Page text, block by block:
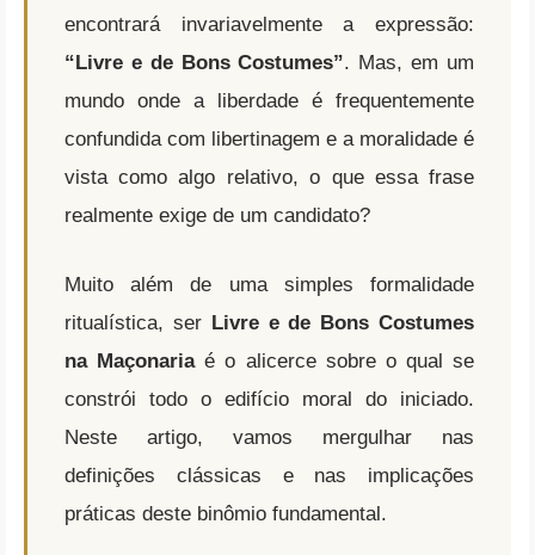
encontrará invariavelmente a expressão:
“Livre e de Bons Costumes”. Mas, em um
mundo onde a liberdade é frequentemente
confundida com libertinagem e a moralidade é
vista como algo relativo, o que essa frase
realmente exige de um candidato?
Muito além de uma simples formalidade
ritualística, ser Livre e de Bons Costumes
na Maçonariaé o alicerce sobre o qual se
constrói todo o edifício moral do iniciado.
Neste artigo, vamos mergulhar nas
definições clássicas e nas implicações
práticas deste binômio fundamental.